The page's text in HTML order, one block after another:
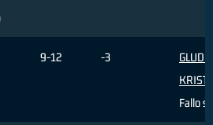
9-12 -3
Fallo